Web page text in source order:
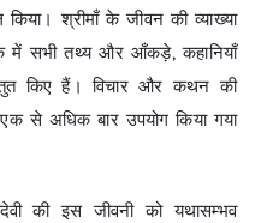
श्रीमाँ के जीवन की व्याख्या
में सभी तथ्य और आँकड़े, कहानियाँ
किए हैं। विचार और कथन की
से अधिक बार उपयोग किया गया
की इस जीवनी को यथासम्भव